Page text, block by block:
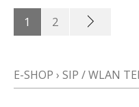
1
2
E-SHOP › SIP / WLAN